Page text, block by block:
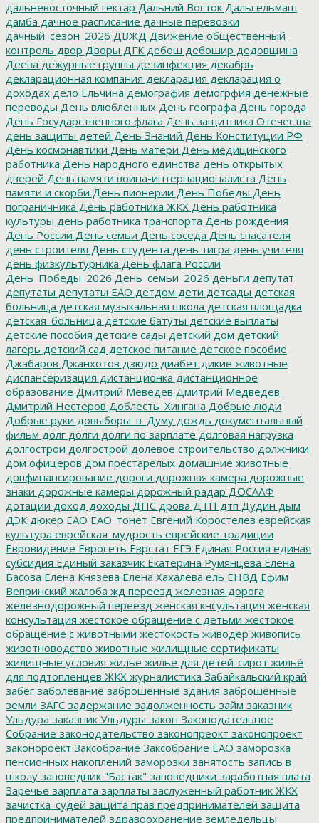
дальневосточный гектар Дальний Восток Дальсельмаш
дамба дачное расписание дачные перевозки
дачный_сезон_2026 ДВЖД Движение общественный
контроль двор Дворы ДГК дебош дебошир дедовщина
Деева дежурные группы дезинфекция декабрь
декларационная компания декларация декларация о
доходах дело Ельчина демография демогрфия денежные
переводы День влюбленных День географа День города
День Государственного флага День защитника Отечества
день защиты детей День Знаний День Конституции РФ
День космонавтики День матери День медицинского
работника День народного единства день открытых
дверей День памяти воина-интернационалиста День
памяти и скорби День пионерии День Победы День
пограничника День работника ЖКХ День работника
культуры день работника транспорта День рождения
День России День семьи День соседа День спасателя
день строителя День студента день тигра день учителя
день физкультурника День флага России
День_Победы_2026 День_семьи_2026 деньги депутат
депутаты депутаты ЕАО детдом дети детсады детская
больница детская музыкальная школа детская площадка
детская_больница детские батуты детские выплаты
детские пособия детские сады детский дом детский
лагерь детский сад детское питание детское пособие
Джабаров Джанхотов дзюдо диабет дикие животные
диспансеризация дистанционка дистанционное
образование Дмитрий Меведев Дмитрий Медведев
Дмитрий Нестеров Доблесть_Хингана Добрые люди
Добрые руки довыборы_в_Думу дождь документальный
фильм долг долги долги по зарплате долговая нагрузка
долгострои долгострой долевое строительство должники
дом офицеров дом престарелых домашние животные
допфинансирование дороги дорожная камера дорожные
знаки дорожные камеры дорожный радар ДОСААФ
дотации доход доходы ДПС дрова ДТП дтп Дудин дым
ДЭК дюкер ЕАО ЕАО_тонет Евгений Коростелев еврейская
культура еврейская_мудрость еврейские традиции
Евровидение Евросеть Еврстат ЕГЭ Единая Россия единая
субсидия Единый заказчик Екатерина Румянцева Елена
Басова Елена Князева Елена Хахалева ель ЕНВД Ефим
Вепринский жалоба жд переезд железная дорога
железнодорожный переезд женская кнсультация женская
консультация жестокое обращение с детьми жестокое
обращение с животными жестокость живодер живопись
животноводство животные жилищные сертификаты
жилищные условия жилье жилье для детей-сирот жильё
для подтопленцев ЖКХ журналистика Забайкальский край
забег заболевание заброшенные здания заброшенные
земли ЗАГС задержание задолженность займ заказник
Ульдура заказник Ульдуры закон Законодательное
Собрание законодательство законопреокт законопроект
законороект Заксобрание Заксобрание ЕАО заморозка
пенсионных накоплений заморозки занятость запись в
школу заповедник "Бастак" заповедники заработная плата
Заречье зарплата зарплаты заслуженный работник ЖКХ
зачистка_судей защита прав предпринимателей защита
предпринимателей здравоохранение земледельцы